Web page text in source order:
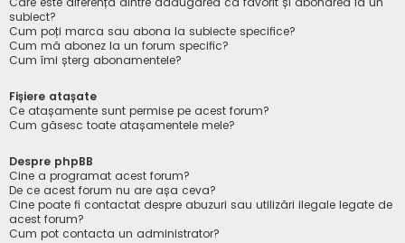
subiect?
Cum poți marca sau abona la subiecte specifice?
Cum mă abonez la un forum specific?
Cum îmi șterg abonamentele?
Fișiere atașate
Ce atașamente sunt permise pe acest forum?
Cum găsesc toate atașamentele mele?
Despre phpBB
Cine a programat acest forum?
De ce acest forum nu are așa ceva?
Cine poate fi contactat despre abuzuri sau utilizări ilegale legate de
acest forum?
Cum pot contacta un administrator?